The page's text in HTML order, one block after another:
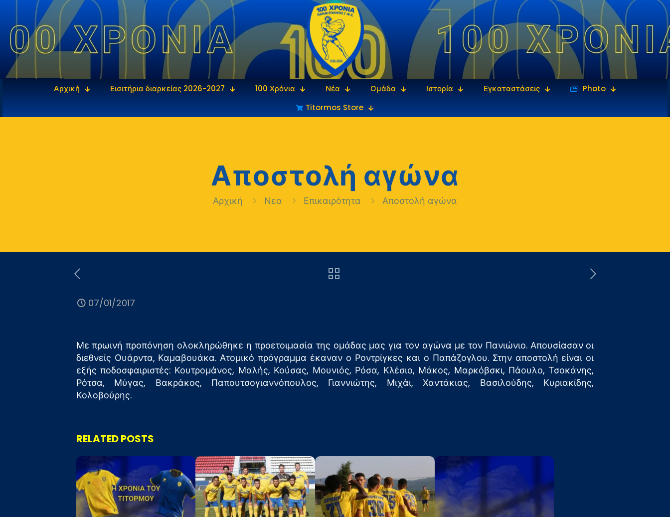
Αρχική Εισιτήρια διαρκείας 2026-2027 100 Χρόνια Νέα Ομάδα Ιστορία Εγκαταστάσεις
‎‏‏‎ ‎Photo
Titormos Store
Αποστολή αγώνα
Αρχική Νεα Επικαιρότητα Αποστολή αγώνα
07/01/2017
Με πρωινή προπόνηση ολοκληρώθηκε η προετοιμασία της ομάδας μας για τον αγώνα με τον Πανιώνιο. Απουσίασαν οι
διεθνείς Ουάρντα, Καμαβουάκα. Ατομικό πρόγραμμα έκαναν ο Ροντρίγκες και ο Παπάζογλου. Στην αποστολή είναι οι
εξής ποδοσφαιριστές: Κουτρομάνος, Μαλής, Κούσας, Μουνιός, Ρόσα, Κλέσιο, Μάκος, Μαρκόβσκι, Πάουλο, Τσοκάνης,
Ρότσα, Μύγας, Βακράκος, Παπουτσογιαννόπουλος, Γιαννιώτης, Μιχάι, Χαντάκιας, Βασιλούδης, Κυριακίδης,
Κολοβούρης.
RELATED POSTS